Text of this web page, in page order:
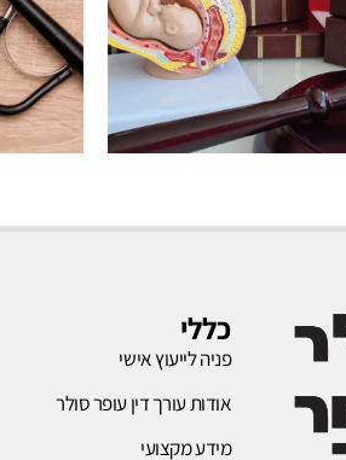
רשלנות
לחץ כאן
כללי
פניה לייעוץ אישי
אודות עורך דין עופר סולר
מידע מקצועי